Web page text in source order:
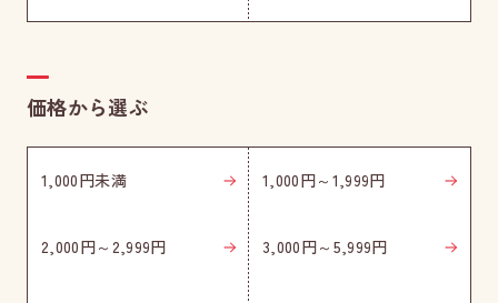
価格から選ぶ
1,000円未満 1,000円～1,999円
2,000円～2,999円 3,000円～5,999円